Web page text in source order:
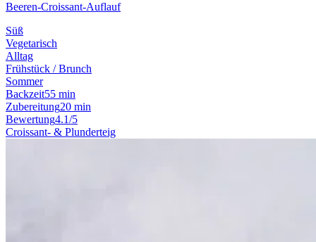
Beeren-Croissant-Auflauf
Süß
Vegetarisch
Alltag
Frühstück / Brunch
Sommer
Backzeit55 min
Zubereitung20 min
Bewertung4.1/5
Croissant- & Plunderteig